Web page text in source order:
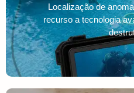
Localização de
recurso a tecnologia